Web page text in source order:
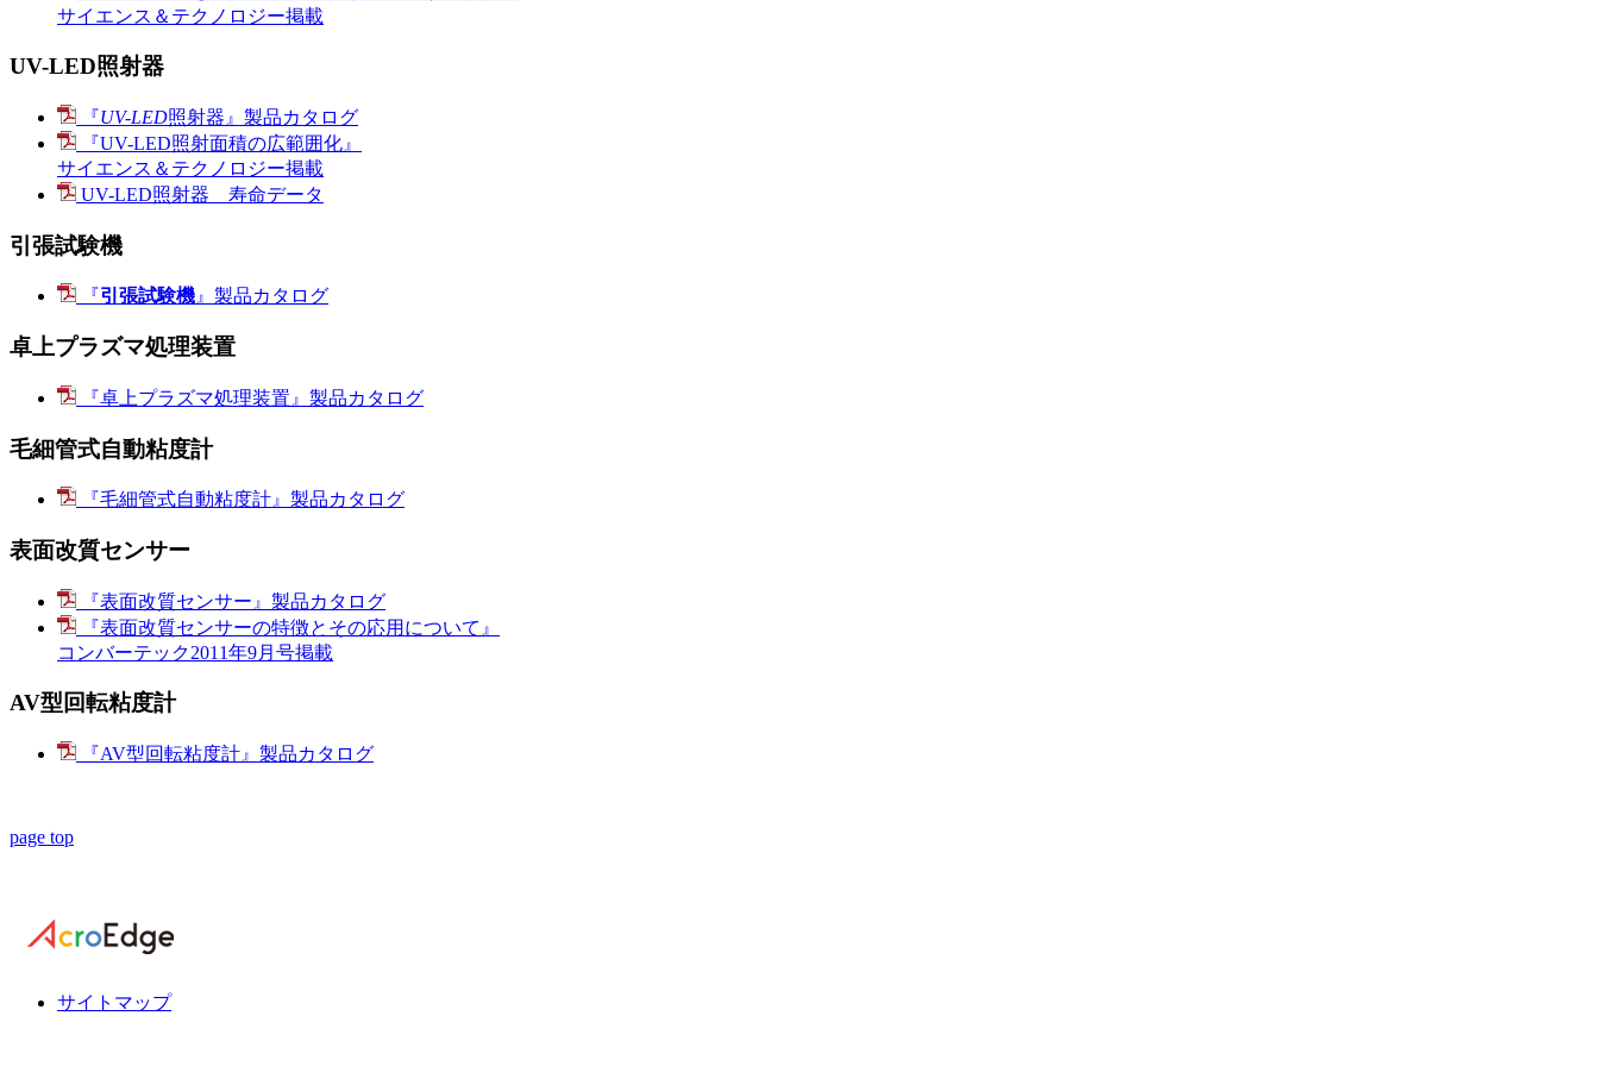
サイエンス＆テクノロジー掲載
UV-LED照射器
『UV-LED照射器』製品カタログ
『UV-LED照射面積の広範囲化』
サイエンス＆テクノロジー掲載
UV-LED照射器 寿命データ
引張試験機
『引張試験機』製品カタログ
卓上プラズマ処理装置
『卓上プラズマ処理装置』製品カタログ
毛細管式自動粘度計
『毛細管式自動粘度計』製品カタログ
表面改質センサー
『表面改質センサー』製品カタログ
『表面改質センサーの特徴とその応用について』
コンバーテック2011年9月号掲載
AV型回転粘度計
『AV型回転粘度計』製品カタログ
page top
サイトマップ